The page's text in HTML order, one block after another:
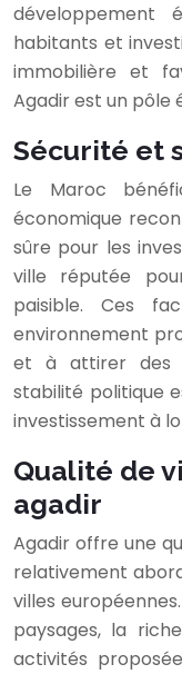
développement
habitants et
immobilière et
Agadir est un pôle
Sécurité et
Le Maroc
économique
sûre pour les
ville réputée
paisible. Ces
environnement
et à attirer des
stabilité politique
investissement à
Qualité de
agadir
Agadir offre une
relativement
villes
paysages, la
activités